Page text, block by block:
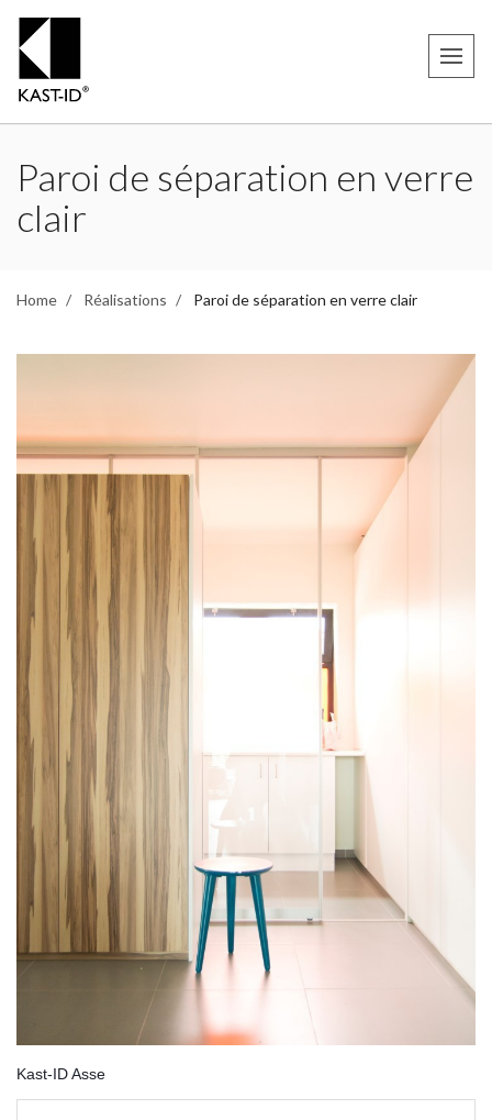
Paroi de séparation en verre
clair
Home Réalisations Paroi de séparation en verre clair
Kast-ID Asse